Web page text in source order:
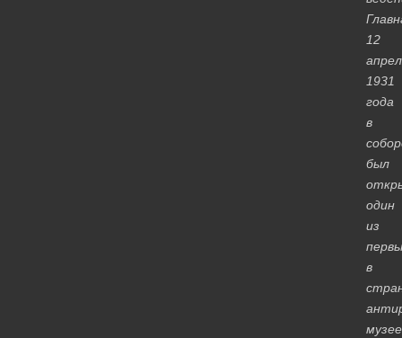
12
1931
года
в
был
один
из
в